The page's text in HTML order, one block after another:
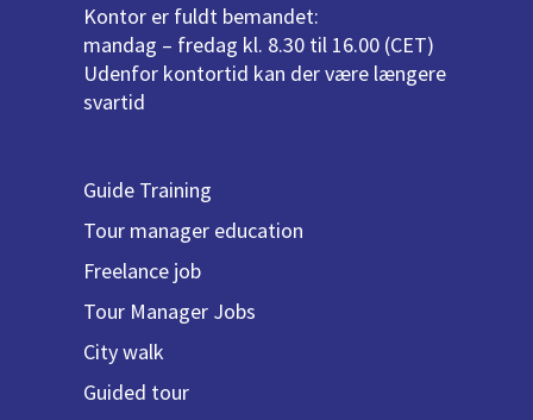
Kontor er fuldt bemandet:
mandag – fredag kl. 8.30 til 16.00 (CET)
Udenfor kontortid kan der være længere
svartid
Guide Training
Tour manager education
Freelance job
Tour Manager Jobs
City walk
Guided tour